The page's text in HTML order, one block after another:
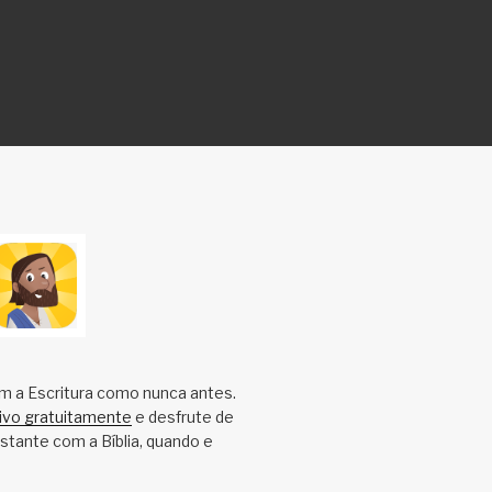
a Escritura como nunca antes.
gratuitamente e desfrute de
com a Bíblia, quando e